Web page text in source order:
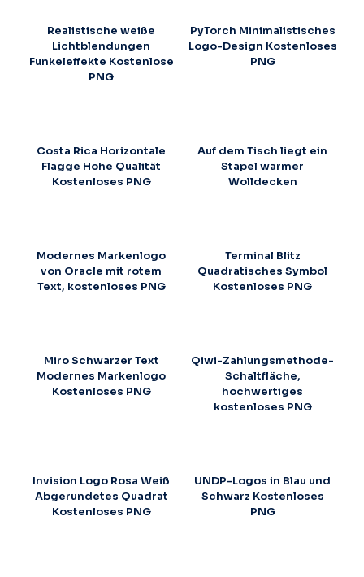
Realistische weiße
Lichtblendungen
Funkeleffekte Kostenlose
PNG
PyTorch Minimalistisches
Logo-Design Kostenloses
PNG
Costa Rica Horizontale
Flagge Hohe Qualität
Kostenloses PNG
Auf dem Tisch liegt ein
Stapel warmer
Wolldecken
Modernes Markenlogo
von Oracle mit rotem
Text, kostenloses PNG
Terminal Blitz
Quadratisches Symbol
Kostenloses PNG
Miro Schwarzer Text
Modernes Markenlogo
Kostenloses PNG
Qiwi-Zahlungsmethode-
Schaltfläche,
hochwertiges
kostenloses PNG
Invision Logo Rosa Weiß
Abgerundetes Quadrat
Kostenloses PNG
UNDP-Logos in Blau und
Schwarz Kostenloses
PNG